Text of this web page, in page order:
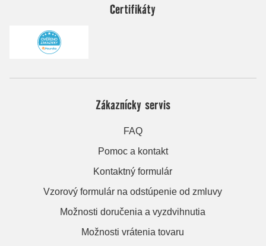
Certifikáty
Zákaznícky servis
FAQ
Pomoc a kontakt
Kontaktný formulár
Vzorový formulár na odstúpenie od zmluvy
Možnosti doručenia a vyzdvihnutia
Možnosti vrátenia tovaru